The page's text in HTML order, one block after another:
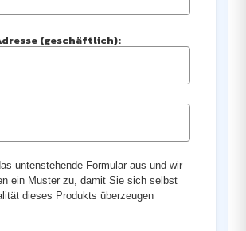
(geschäftlich):
untenstehende Formular aus und wir
ein Muster zu, damit Sie sich selbst
dieses Produkts überzeugen